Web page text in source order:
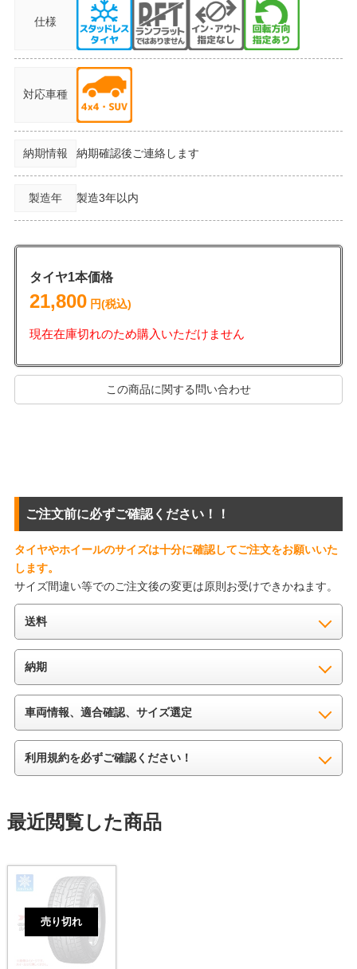
仕様
対応車種
納期情報 納期確認後ご連絡します
製造年 製造3年以内
タイヤ1本価格
21,800円(税込)
現在在庫切れのため購入いただけません
この商品に関する問い合わせ
ご注文前に必ずご確認ください！！
タイヤやホイールのサイズは十分に確認してご注文をお願いいた
します。
サイズ間違い等でのご注文後の変更は原則お受けできかねます。
送料
納期
車両情報、適合確認、サイズ選定
利用規約を必ずご確認ください！
最近閲覧した商品
売り切れ